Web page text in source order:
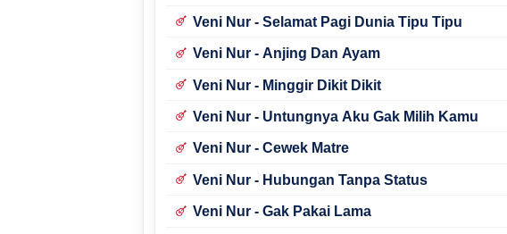
Veni Nur - Selamat Pagi Dunia Tipu Tipu
Veni Nur - Anjing Dan Ayam
Veni Nur - Minggir Dikit Dikit
Veni Nur - Untungnya Aku Gak Milih Kamu
Veni Nur - Cewek Matre
Veni Nur - Hubungan Tanpa Status
Veni Nur - Gak Pakai Lama